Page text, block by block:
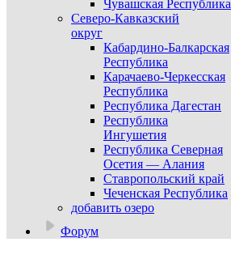
Чувашская Республика
Северо-Кавказский
округ
Кабардино-Балкарская
Республика
Карачаево-Черкесская
Республика
Республика Дагестан
Республика
Ингушетия
Республика Северная
Осетия — Алания
Ставропольский край
Чеченская Республика
добавить озеро
Форум